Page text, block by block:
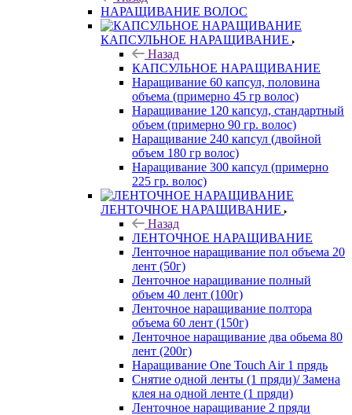
НАРАЩИВАНИЕ ВОЛОС
КАПСУЛЬНОЕ НАРАЩИВАНИЕ
Назад
КАПСУЛЬНОЕ НАРАЩИВАНИЕ
Наращивание 60 капсул, половина
объема (примерно 45 гр волос)
Наращивание 120 капсул, стандартный
объем (примерно 90 гр. волос)
Наращивание 240 капсул (двойной
объем 180 гр волос)
Наращивание 300 капсул (примерно
225 гр. волос)
ЛЕНТОЧНОЕ НАРАЩИВАНИЕ
Назад
ЛЕНТОЧНОЕ НАРАЩИВАНИЕ
Ленточное наращивание пол объема 20
лент (50г)
Ленточное наращивание полный
объем 40 лент (100г)
Ленточное наращивание полтора
объема 60 лент (150г)
Ленточное наращивание два обьема 80
лент (200г)
Наращивание One Touch Air 1 прядь
Снятие одной ленты (1 пряди)/ Замена
клея на одной ленте (1 пряди)
Ленточное наращивание 2 пряди